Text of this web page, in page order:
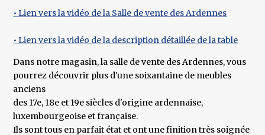
• Lien vers la vidéo de la Salle de vente des Ardennes
• Lien vers la vidéo de la description détaillée de la table
Dans notre magasin, la salle de vente des Ardennes, vous
pourrez découvrir plus d'une soixantaine de meubles
anciens
des 17e, 18e et 19e siècles d'origine ardennaise,
luxembourgeoise et française.
Ils sont tous en parfait état et ont une finition très soignée